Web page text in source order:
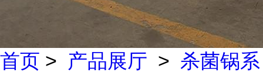
首页 > 产品展厅 > 杀菌锅系